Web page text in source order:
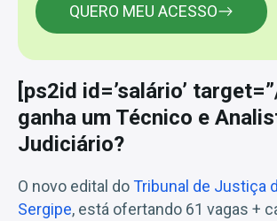
QUERO MEU ACESSO
[ps2id id=’salário’
ganha um Técnico e
Judiciário?
O novo edital doTribunal de Justiça
Sergipe, está ofertando 61 vagas +